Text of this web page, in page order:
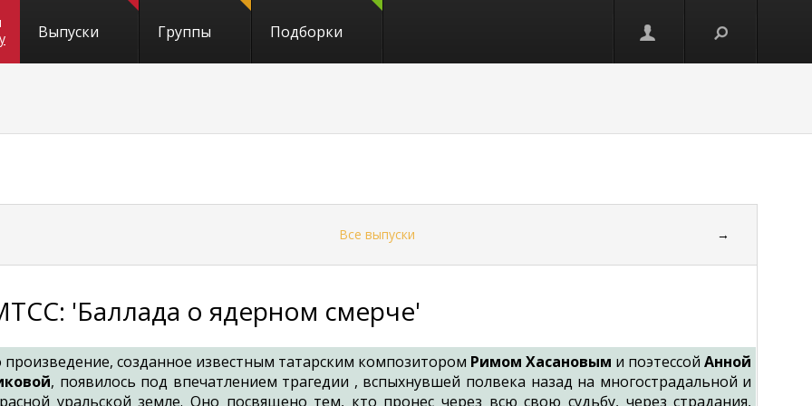
Выпуски Группы Подборки
Все выпуски →
'Баллада о ядерном смерче'
произведение, созданное известным татарским композитором Римом Хасановым и поэтессойАнной
, появилось под впечатлением трагедии , вспыхнувшей полвека назад на многострадальной и
уральской земле. Оно посвящено тем, кто пронес через всю свою судьбу, через страдания,